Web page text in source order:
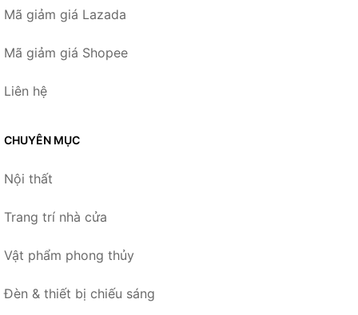
Mã giảm giá Lazada
Mã giảm giá Shopee
Liên hệ
CHUYÊN MỤC
Nội thất
Trang trí nhà cửa
Vật phẩm phong thủy
Đèn & thiết bị chiếu sáng